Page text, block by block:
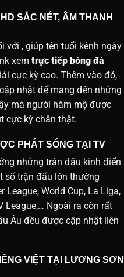
SẮC NÉT, ÂM THANH
với , giúp tên tuổi kênh ngày
xem trực tiếp bóng đá
cực kỳ cao. Thêm vào đó,
nhật để mang đến những
mà người hâm mộ được
cực kỳ chân thật.
PHÁT SÓNG TẠI TV
những trận đấu kinh điển
số trận đấu lớn thường
World Cup, La Liga,
League,… Ngoài ra còn rất
Âu đều được cập nhật liên
VIỆT TẠI LƯƠNG SƠN